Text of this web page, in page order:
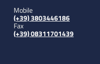
Mobile
(+39) 3803446186
Fax
(+39) 08311701439